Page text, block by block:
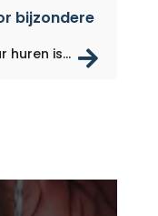
bijzondere
huren is...